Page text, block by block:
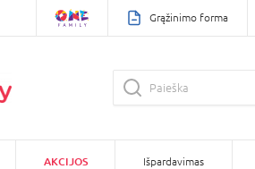
Grąžinimo forma
AKCIJOS Išpardavimas